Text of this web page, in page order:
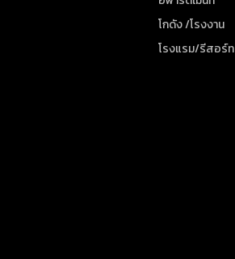
โกดัง /โรงงาน
โรงแรม/รีสอร์ท